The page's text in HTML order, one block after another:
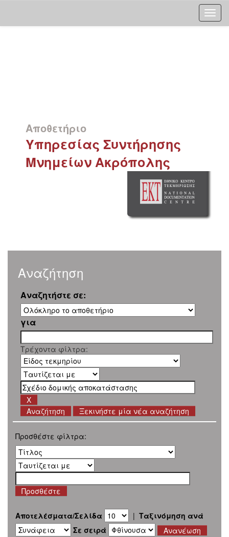
Αποθετήριο
Υπηρεσίας Συντήρησης
Μνημείων Ακρόπολης
Αναζήτηση
Αναζητήστε σε:
για
Τρέχοντα φίλτρα:
Ξεκινήστε μία νέα αναζήτηση
Προσθέστε φίλτρα:
Αποτελέσματα/Σελίδα | Ταξινόμηση ανά
Σε σειρά